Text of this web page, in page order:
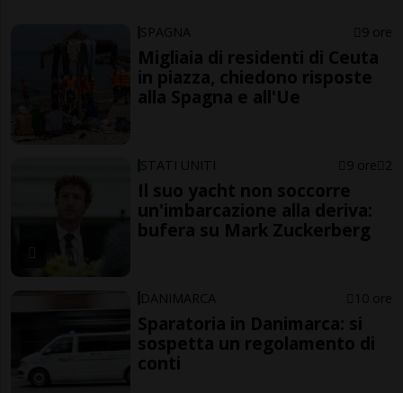
SPAGNA 9 ore
Migliaia di residenti di Ceuta
in piazza, chiedono risposte
alla Spagna e all'Ue
STATI UNITI 9 ore 2
Il suo yacht non soccorre
un'imbarcazione alla deriva:
bufera su Mark Zuckerberg
DANIMARCA 10 ore
Sparatoria in Danimarca: si
sospetta un regolamento di
conti